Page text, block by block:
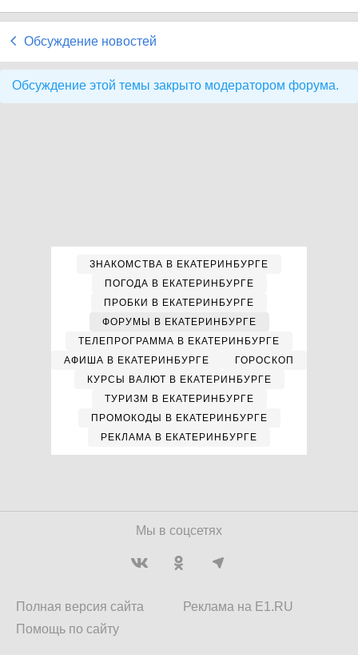
Обсуждение новостей
Обсуждение этой темы закрыто модератором форума.
ЗНАКОМСТВА В ЕКАТЕРИНБУРГЕ
ПОГОДА В ЕКАТЕРИНБУРГЕ
ПРОБКИ В ЕКАТЕРИНБУРГЕ
ФОРУМЫ В ЕКАТЕРИНБУРГЕ
ТЕЛЕПРОГРАММА В ЕКАТЕРИНБУРГЕ
АФИША В ЕКАТЕРИНБУРГЕ
ГОРОСКОП
КУРСЫ ВАЛЮТ В ЕКАТЕРИНБУРГЕ
ТУРИЗМ В ЕКАТЕРИНБУРГЕ
ПРОМОКОДЫ В ЕКАТЕРИНБУРГЕ
РЕКЛАМА В ЕКАТЕРИНБУРГЕ
Мы в соцсетях
Полная версия сайта
Помощь по сайту
Реклама на E1.RU